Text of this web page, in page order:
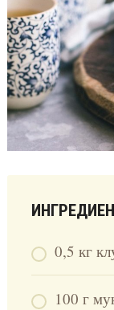
0,5 кг
100 г